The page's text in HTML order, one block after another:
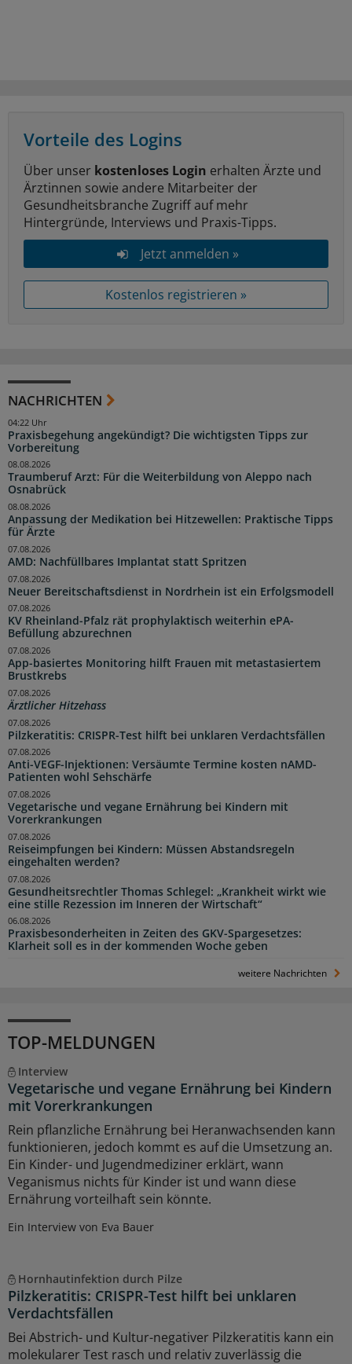
Vorteile des Logins
Über unser kostenloses Login erhalten Ärzte und
Ärztinnen sowie andere Mitarbeiter der
Gesundheitsbranche Zugriff auf mehr
Hintergründe, Interviews und Praxis-Tipps.
Jetzt anmelden »
Kostenlos registrieren »
NACHRICHTEN
Praxisbegehung angekündigt? Die wichtigsten Tipps zur
Vorbereitung
04:22 Uhr
Traumberuf Arzt: Für die Weiterbildung von Aleppo nach
Osnabrück
08.08.2026
Anpassung der Medikation bei Hitzewellen: Praktische Tipps
für Ärzte
08.08.2026
AMD: Nachfüllbares Implantat statt Spritzen
07.08.2026
Neuer Bereitschaftsdienst in Nordrhein ist ein Erfolgsmodell
07.08.2026
KV Rheinland-Pfalz rät prophylaktisch weiterhin ePA-
Befüllung abzurechnen
07.08.2026
App-basiertes Monitoring hilft Frauen mit metastasiertem
Brustkrebs
07.08.2026
Ärztlicher Hitzehass
07.08.2026
Pilzkeratitis: CRISPR-Test hilft bei unklaren Verdachtsfällen
07.08.2026
Anti-VEGF-Injektionen: Versäumte Termine kosten nAMD-
Patienten wohl Sehschärfe
07.08.2026
Vegetarische und vegane Ernährung bei Kindern mit
Vorerkrankungen
07.08.2026
Reiseimpfungen bei Kindern: Müssen Abstandsregeln
eingehalten werden?
07.08.2026
Gesundheitsrechtler Thomas Schlegel: „Krankheit wirkt wie
eine stille Rezession im Inneren der Wirtschaft“
07.08.2026
Praxisbesonderheiten in Zeiten des GKV-Spargesetzes:
Klarheit soll es in der kommenden Woche geben
06.08.2026
weitere Nachrichten
TOP-MELDUNGEN
Interview
Vegetarische und vegane Ernährung bei Kindern
mit Vorerkrankungen
Rein pflanzliche Ernährung bei Heranwachsenden kann
funktionieren, jedoch kommt es auf die Umsetzung an.
Ein Kinder- und Jugendmediziner erklärt, wann
Veganismus nichts für Kinder ist und wann diese
Ernährung vorteilhaft sein könnte.
Ein Interview von Eva Bauer
Hornhautinfektion durch Pilze
Pilzkeratitis: CRISPR-Test hilft bei unklaren
Verdachtsfällen
Bei Abstrich- und Kultur-negativer Pilzkeratitis kann ein
molekularer Test rasch und relativ zuverlässig die